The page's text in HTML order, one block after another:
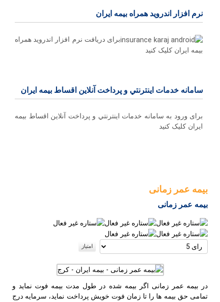
نرم افزار اندروید همراه بیمه ایران
برای دریافت نرم افزار اندروید همراه
بیمه ایران کلیک کنید
سامانه خدمات اينترنتي و پرداخت آنلاین اقساط بيمه ايران
برای ورود به سامانه خدمات اينترنتي و پرداخت آنلاین اقساط بيمه
ايران کلیک کنید
بیمه عمر زمانی
بیمه عمر زمانی
لطفا
رای
در بیمه عمر زمانی اگر بیمه شده در طول مدت بیمه فوت نماید و
تمامی حق بیمه ها را تا زمان فوت خویش پرداخت نماید، سرمایه درج